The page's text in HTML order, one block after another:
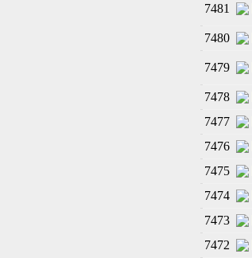
7481
7480
7479
7478
7477
7476
7475
7474
7473
7472